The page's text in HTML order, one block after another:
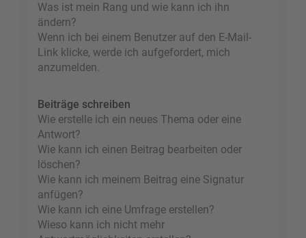
Was ist mein Rang und wie kann ich ihn
ändern?
Wenn ich bei einem Benutzer auf den E-Mail-
Link klicke, werde ich aufgefordert, mich
anzumelden.
Beiträge schreiben
Wie erstelle ich ein neues Thema oder eine
Antwort?
Wie kann ich einen Beitrag bearbeiten oder
löschen?
Wie kann ich meinem Beitrag eine Signatur
anfügen?
Wie kann ich eine Umfrage erstellen?
Wieso kann ich nicht mehr